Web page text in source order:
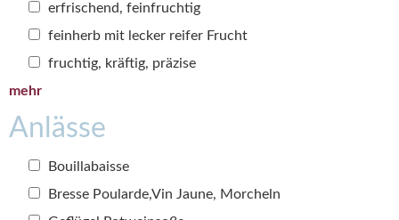
erfrischend, feinfruchtig
feinherb mit lecker reifer Frucht
fruchtig, kräftig, präzise
mehr
Anlässe
Bouillabaisse
Bresse Poularde,Vin Jaune, Morcheln